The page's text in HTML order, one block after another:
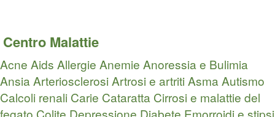
Centro Malattie
Acne Aids Allergie Anemie Anoressia e Bulimia
AnsiaArteriosclerosiArtrosi e artritiAsmaAutismo
Calcoli renali Carie Cataratta Cirrosi e malattie del